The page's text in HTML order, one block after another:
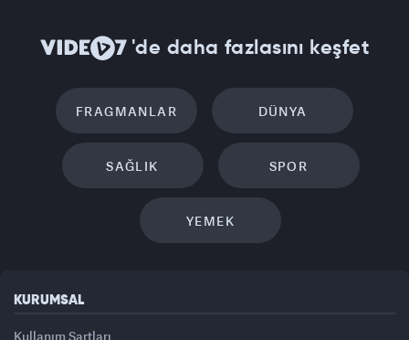
'de daha fazlasını keşfet
FRAGMANLAR DÜNYA
SAĞLIK SPOR
YEMEK
KURUMSAL
Kullanım Şartları